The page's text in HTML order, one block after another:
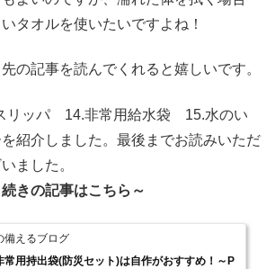
タオルを使いたいですよね！
の記事を読んでくれると嬉しいです。
リッパ 14.非常用給水袋 15.水のい
紹介しました。最後までお読みいただ
ました。
きの記事はこちら～
備えるブログ
常用持出袋(防災セット)は自作がおすすめ！～P